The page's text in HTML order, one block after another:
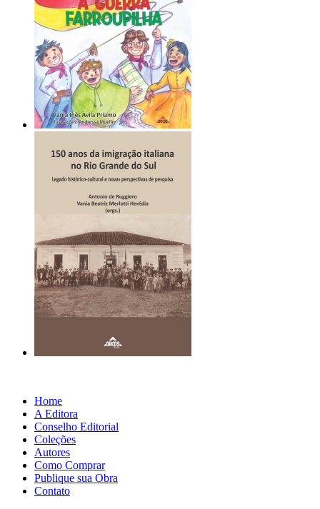
Home
A Editora
Conselho Editorial
Coleções
Autores
Como Comprar
Publique sua Obra
Contato